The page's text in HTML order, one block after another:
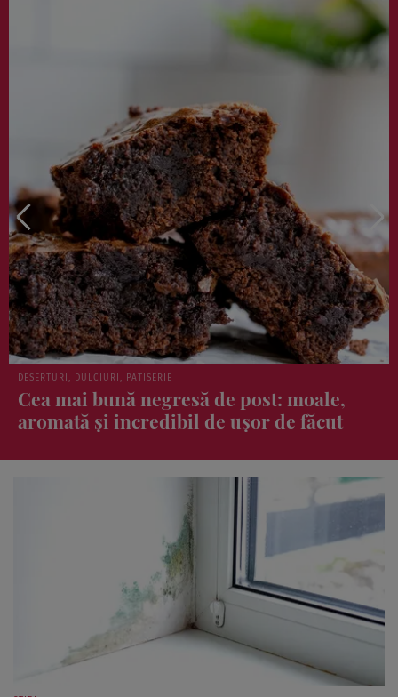
CASĂ, GRĂDINĂ, ANIMALE DE COMPANIE
De ce ar trebui să pui un burete pe
calorifer iarna?